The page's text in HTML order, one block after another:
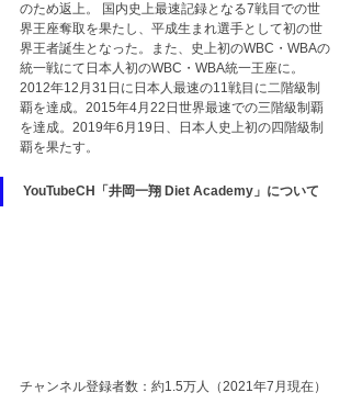
のため返上。 国内史上最速記録となる7戦目での世
界王座奪取を果たし、平成生まれ選手として初の世
界王者誕生となった。また、史上初のWBC・WBAの
統一戦にて日本人初のWBC・WBA統一王座に。
2012年12月31日に日本人最速の11戦目に二階級制
覇を達成。2015年4月22日世界最速での三階級制覇
を達成。2019年6月19日、日本人史上初の四階級制
覇を果たす。
YouTubeCH「井岡一翔 Diet Academy」について
チャンネル登録者数：約1.5万人（2021年7月現在）